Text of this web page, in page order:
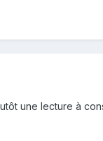
une lecture à